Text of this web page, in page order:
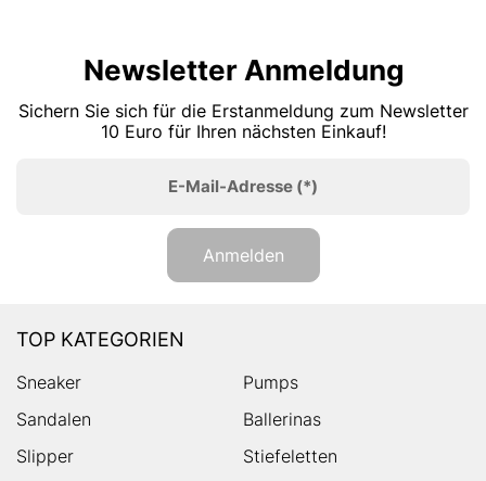
Newsletter Anmeldung
Sichern Sie sich für die Erstanmeldung zum Newsletter
10 Euro für Ihren nächsten Einkauf!
E-Mail-Adresse (*)
Anmelden
TOP KATEGORIEN
Sneaker
Pumps
Sandalen
Ballerinas
Slipper
Stiefeletten